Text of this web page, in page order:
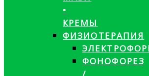
•
КРЕМЫ
ФИЗИОТЕРАПИЯ
ФОНОФОРЕЗ